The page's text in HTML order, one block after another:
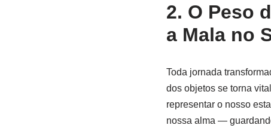
2. O Peso
a Mala no
Toda jornada
dos objetos se torna
representar o nosso
nossa alma —